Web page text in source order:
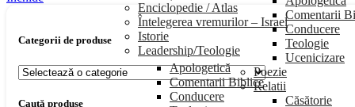
Comentarii
Conducere
Teologie
Ucenicizare
Poezie
Relatii
Căsătorie
Enciclopedie / Atlas
Întelegerea vremurilor – Israel
Istorie
Leadership/Teologie
Apologetică
Comentarii Biblice
Conducere
Categorii de produse
Caută produse